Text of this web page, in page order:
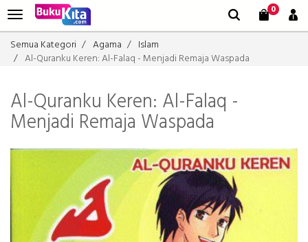
0
Semua Kategori Agama
Islam
Al-Quranku Keren: Al-Falaq - Menjadi Remaja Waspada
Al-Quranku Keren: Al-Falaq -
Menjadi Remaja Waspada